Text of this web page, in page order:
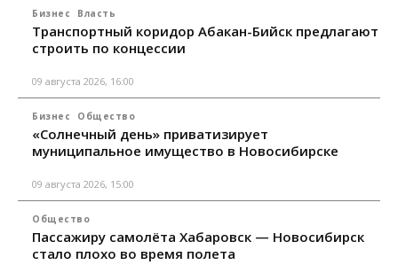
Бизнес Власть
Транспортный коридор Абакан-Бийск предлагают
строить по концессии
09 августа 2026, 16:00
Бизнес Общество
«Солнечный день» приватизирует
муниципальное имущество в Новосибирске
09 августа 2026, 15:00
Общество
Пассажиру самолёта Хабаровск — Новосибирск
стало плохо во время полета